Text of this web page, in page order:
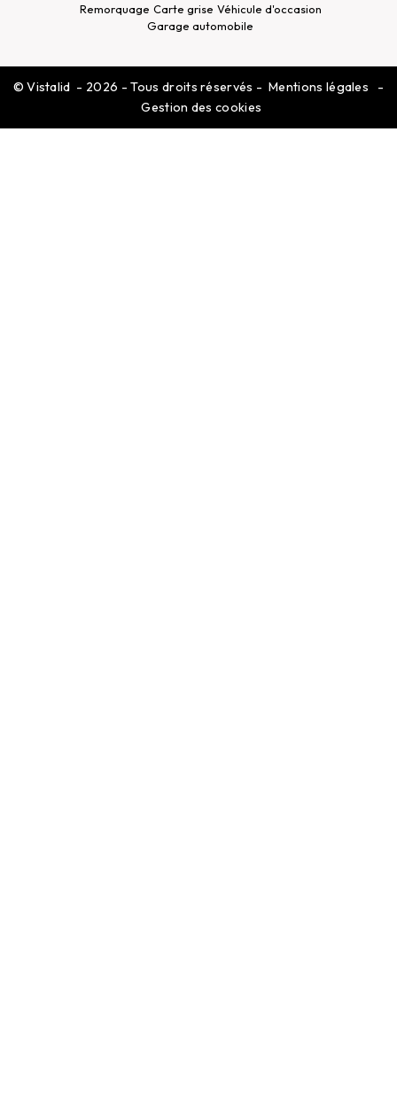
Remorquage Carte grise Véhicule d'occasion
Garage automobile
©Vistalid - 2026 - Tous droits réservés - Mentions légales
-
Gestion des cookies